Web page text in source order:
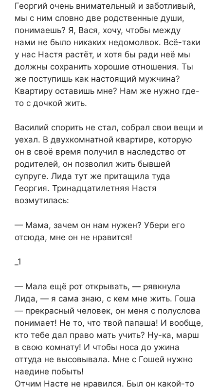
Георгий очень внимательный и заботливый,
мы с ним словно две родственные души,
понимаешь? Я, Вася, хочу, чтобы между
нами не было никаких недомолвок. Всё-таки
у нас Настя растёт, и хотя бы ради неё мы
должны сохранить хорошие отношения. Ты
же поступишь как настоящий мужчина?
Квартиру оставишь мне? Нам же нужно где-
то с дочкой жить.​
​Василий спорить не стал, собрал свои вещи и
уехал. В двухкомнатной квартире, которую
он в своё время получил в наследство от
родителей, он позволил жить бывшей
супруге. Лида тут же притащила туда
Георгия. Тринадцатилетняя Настя
возмутилась:​
​— Мама, зачем он нам нужен? Убери его
отсюда, мне он не нравится!​
_1
​— Мала ещё рот открывать, — рявкнула
Лида, — я сама знаю, с кем мне жить. Гоша
— прекрасный человек, он меня с полуслова
понимает! Не то, что твой папаша! И вообще,
кто тебе дал право мать учить? Ну-ка, марш
в свою комнату! И чтобы носа до ужина
оттуда не высовывала. Мне с Гошей нужно
наедине побыть!​
Отчим Насте не нравился. Был он какой-то